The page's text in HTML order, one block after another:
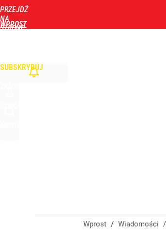
PRZEJDŹ
NA
STRONĘ
WPROST
SUBSKRYBUJ
1
Wróbel: Wywiad z Woydyłło o Idze
Wprost / Wiadomości /